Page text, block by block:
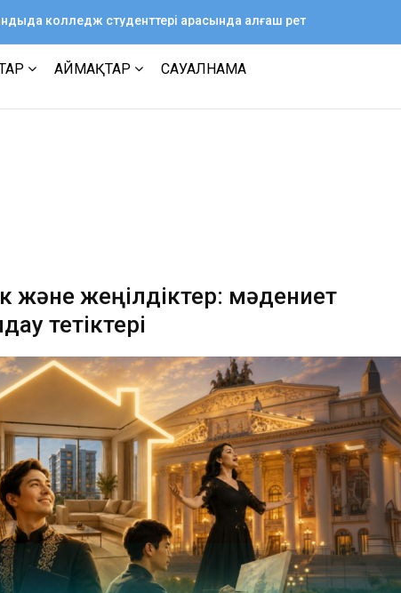
колледж студенттері арасында алғаш рет
АЙМАҚТАР САУАЛНАМА
және жеңілдіктер: мәдениет
тетіктері